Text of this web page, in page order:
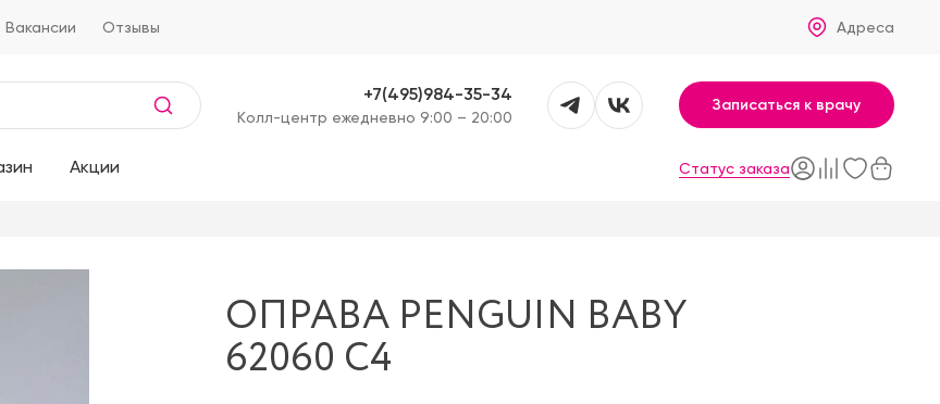
Вакансии Отзывы Адреса
+7(495)984-35-34
Kолл-центр ежедневно 9:00 – 20:00
Записаться к врачу
Акции Статус заказа
ОПРАВА PENGUIN BABY
62060 С4